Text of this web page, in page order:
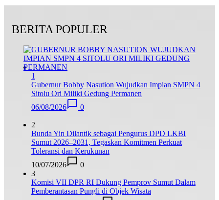
BERITA POPULER
1
Gubernur Bobby Nasution Wujudkan Impian SMPN 4
Sitolu Ori Miliki Gedung Permanen
06/08/2026
0
2
Bunda Yin Dilantik sebagai Pengurus DPD LKBI
Sumut 2026–2031, Tegaskan Komitmen Perkuat
Toleransi dan Kerukunan
10/07/2026
0
3
Komisi VII DPR RI Dukung Pemprov Sumut Dalam
Pemberantasan Pungli di Objek Wisata